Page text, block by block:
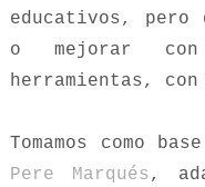
educativos, pero
o mejorar
herramientas,
Tomamos como
Pere Marqués ,